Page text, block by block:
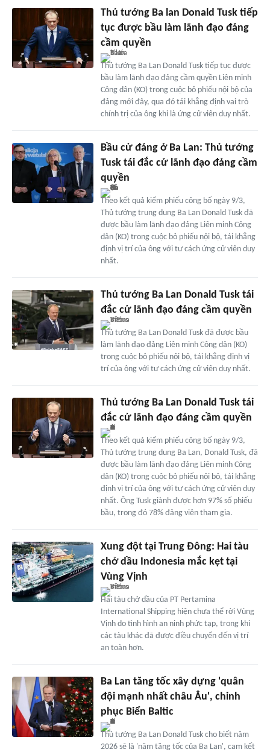
Thủ tướng Ba lan Donald Tusk tiếp
tục được bầu làm lãnh đạo đảng
cầm quyền
Thủ tướng Ba Lan Donald Tusk tiếp tục được
bầu làm lãnh đạo đảng cầm quyền Liên minh
Công dân (KO) trong cuộc bỏ phiếu nội bộ của
đảng mới đây, qua đó tái khẳng định vai trò
chính trị của ông khi là ứng cử viên duy nhất.
Bầu cử đảng ở Ba Lan: Thủ tướng
Tusk tái đắc cử lãnh đạo đảng cầm
quyền
Theo kết quả kiểm phiếu công bố ngày 9/3,
Thủ tướng trung dung Ba Lan Donald Tusk đã
được bầu làm lãnh đạo đảng Liên minh Công
dân (KO) trong cuộc bỏ phiếu nội bộ, tái khẳng
định vị trí của ông với tư cách ứng cử viên duy
nhất.
Thủ tướng Ba Lan Donald Tusk tái
đắc cử lãnh đạo đảng cầm quyền
Thủ tướng Ba Lan Donald Tusk đã được bầu
làm lãnh đạo đảng Liên minh Công dân (KO)
trong cuộc bỏ phiếu nội bộ, tái khẳng định vị
trí của ông với tư cách ứng cử viên duy nhất.
Thủ tướng Ba Lan Donald Tusk tái
đắc cử lãnh đạo đảng cầm quyền
Theo kết quả kiểm phiếu công bố ngày 9/3,
Thủ tướng trung dung Ba Lan, Donald Tusk, đã
được bầu làm lãnh đạo đảng Liên minh Công
dân (KO) trong cuộc bỏ phiếu nội bộ, tái khẳng
định vị trí của ông với tư cách ứng cử viên duy
nhất. Ông Tusk giành được hơn 97% số phiếu
bầu, trong đó 78% đảng viên tham gia.
Xung đột tại Trung Đông: Hai tàu
chở dầu Indonesia mắc kẹt tại
Vùng Vịnh
Hai tàu chở dầu của PT Pertamina
International Shipping hiện chưa thể rời Vùng
Vịnh do tình hình an ninh phức tạp, trong khi
các tàu khác đã được điều chuyển đến vị trí
an toàn hơn.
Ba Lan tăng tốc xây dựng 'quân
đội mạnh nhất châu Âu', chinh
phục Biển Baltic
Thủ tướng Ba Lan Donald Tusk cho biết năm
2026 sẽ là 'năm tăng tốc của Ba Lan', cam kết